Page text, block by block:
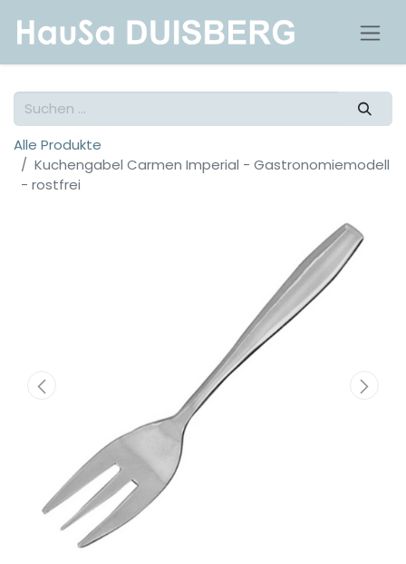
Alle Produkte
Kuchengabel Carmen Imperial - Gastronomiemodell
- rostfrei